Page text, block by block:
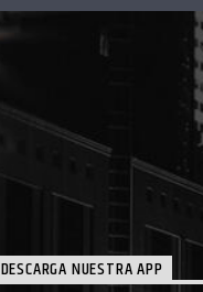
DESCARGA NUESTRA APP